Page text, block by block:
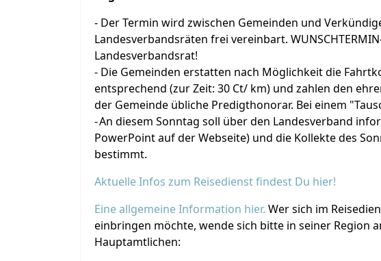
- Der Termin wird zwischen Gemeinden und
Landesverbandsräten frei vereinbart.
Landesverbandsrat!
- Die Gemeinden erstatten nach Möglichkeit die
entsprechend (zur Zeit: 30 Ct/ km) und zahlen den
der Gemeinde übliche Predigthonorar. Bei einem
-An diesem Sonntag soll über den Landesverband
PowerPoint auf der Webseite) und die Kollekte des
bestimmt.
Aktuelle Infos zum Reisedienst findest Du hier!
Eine allgemeine Information hier. Wer sich im
einbringen möchte, wende sich bitte in seiner Region
Hauptamtlichen: